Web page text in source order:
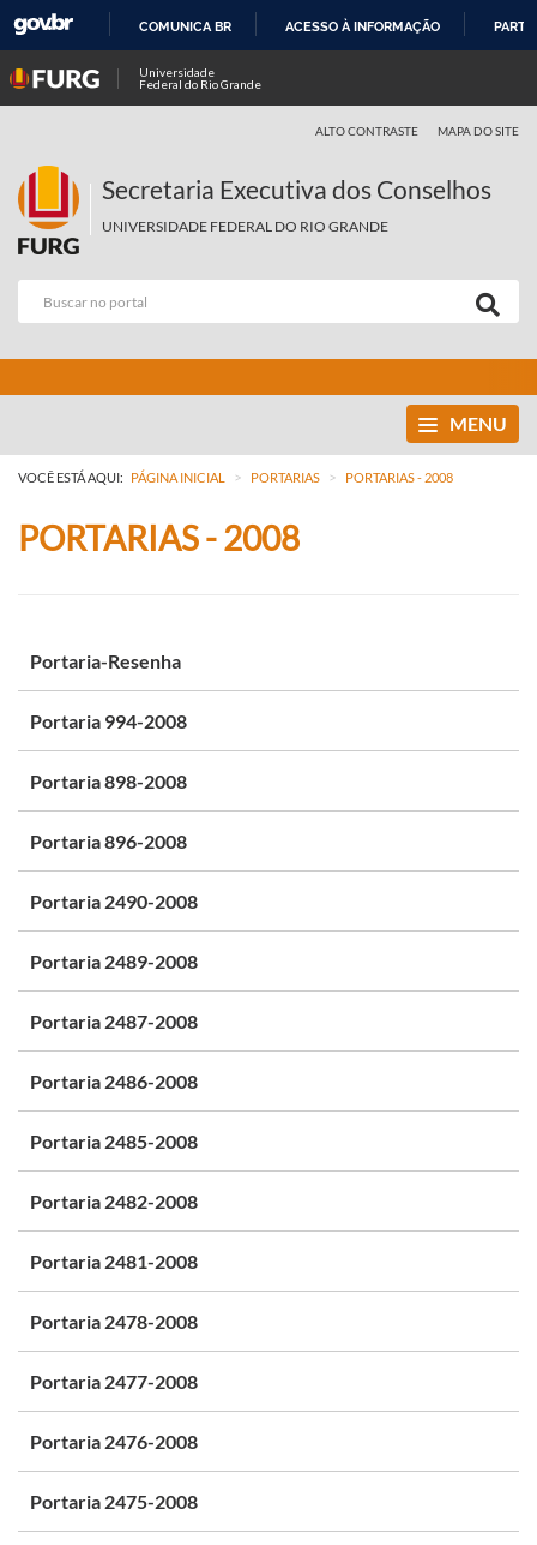
COMUNICA BR ACESSO À INFORMAÇÃO
Universidade
Federal do Rio Grande
ALTO CONTRASTE MAPA DO SITE
Secretaria Executiva dos Conselhos
UNIVERSIDADE FEDERAL DO RIO GRANDE
MENU
VOCÊ ESTÁ AQUI: PÁGINA INICIAL > PORTARIAS > PORTARIAS - 2008
PORTARIAS - 2008
Portaria-Resenha
Portaria 994-2008
Portaria 898-2008
Portaria 896-2008
Portaria 2490-2008
Portaria 2489-2008
Portaria 2487-2008
Portaria 2486-2008
Portaria 2485-2008
Portaria 2482-2008
Portaria 2481-2008
Portaria 2478-2008
Portaria 2477-2008
Portaria 2476-2008
Portaria 2475-2008